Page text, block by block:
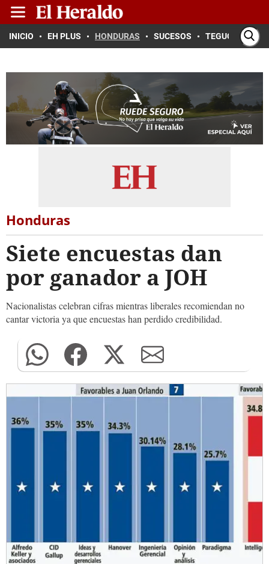
INICIO EH PLUS HONDURAS SUCESOS TEGUCIGALPA
Honduras
Siete encuestas dan
por ganador a JOH
Nacionalistas celebran cifras mientras liberales recomiendan no
cantar victoria ya que encuestas han perdido credibilidad.